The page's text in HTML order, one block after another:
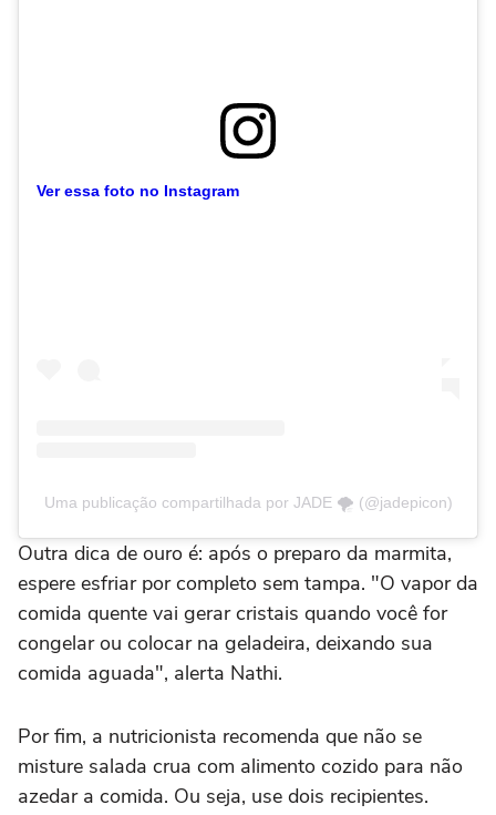
Ver essa foto no Instagram
Uma publicação compartilhada por JADE 🌪 (@jadepicon)
Outra dica de ouro é: após o preparo da marmita,
espere esfriar por completo sem tampa. "O vapor da
comida quente vai gerar cristais quando você for
congelar ou colocar na geladeira, deixando sua
comida aguada", alerta Nathi.
Por fim, a nutricionista recomenda que não se
misture salada crua com alimento cozido para não
azedar a comida. Ou seja, use dois recipientes.